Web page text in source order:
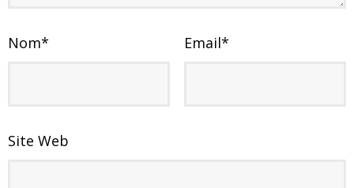
Nom* Email*
Site Web